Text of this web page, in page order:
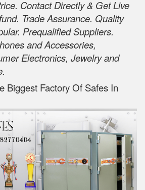
Contact Directly & Get Live
Trade Assurance. Quality
Prequalified Suppliers.
and Accessories,
Electronics, Jewelry and
Biggest Factory Of Safes In